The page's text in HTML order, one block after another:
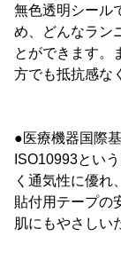
無色透明シール
め、どんなラン
とができます。
方でも抵抗感な
●医療機器国際
ISO10993とい
く通気性に優れ
貼付用テープの
肌にもやさしい